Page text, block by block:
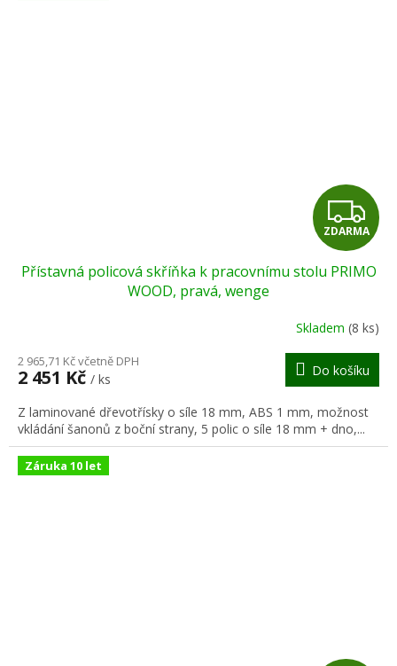
Z
D
A
R
M
A
ZDARMA
Přístavná policová skříňka k pracovnímu stolu PRIMO
WOOD, pravá, wenge
Skladem (8 ks)
2 965,71 Kč včetně DPH
2 451 Kč / ks
Do košíku
Z laminované dřevotřísky o síle 18 mm, ABS 1 mm, možnost
vkládání šanonů z boční strany, 5 polic o síle 18 mm + dno,...
Záruka 10 let